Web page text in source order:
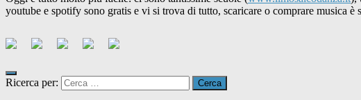
youtube e spotify sono gratis e vi si trova di tutto, scaricare o comprare musica
Ricerca per: